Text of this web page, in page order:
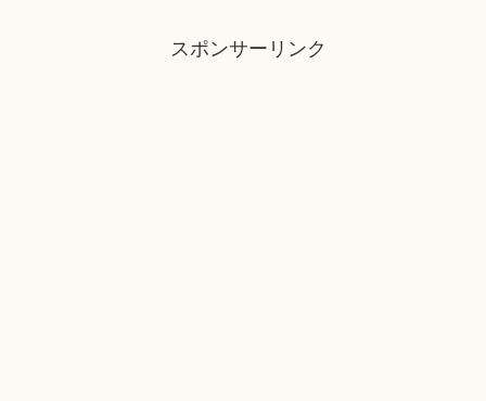
スポンサーリンク